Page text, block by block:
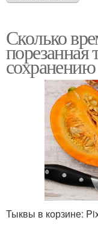
Сколько
порезанная
сохранению
Тыквы в корзине: